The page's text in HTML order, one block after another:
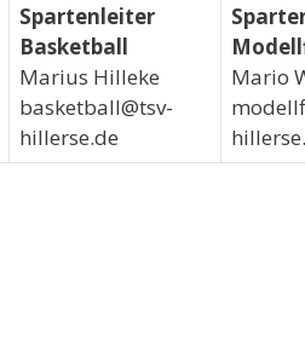
Spartenleiter
Basketball
Marius Hilleke
basketball@tsv-
hillerse.de
Mario